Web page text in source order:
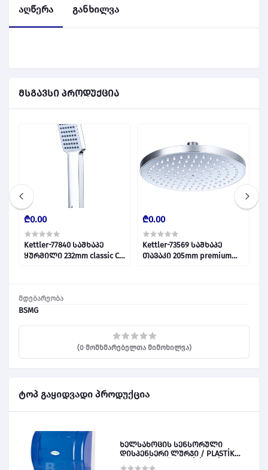
მდებარეობა
BSMG
(0 მომხმარებელთა მიმოხილვა)
ტოპ გაყიდვადი პროდუქცია
ხელსახოცის სენსორული
დისპენსერი ლურჯი / PLASTİK
აღწერა განხილვა
მსგავსი პროდუქცია
₾0.00
Kettler-77840 საშხაპე
ყურმილი 232mm classic CB
₾0.00
Kettler-73569 საშხაპე
თავაკი 205mm premium